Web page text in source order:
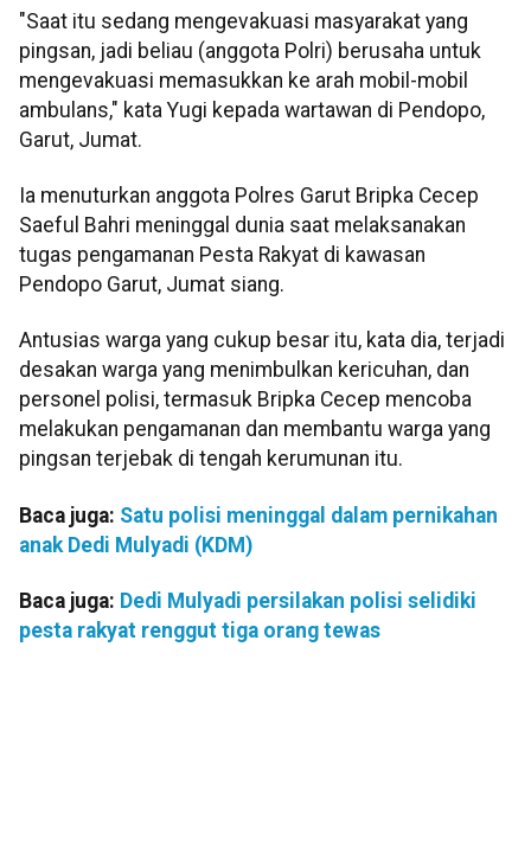
"Saat itu sedang mengevakuasi masyarakat yang
pingsan, jadi beliau (anggota Polri) berusaha untuk
mengevakuasi memasukkan ke arah mobil-mobil
ambulans," kata Yugi kepada wartawan di Pendopo,
Garut, Jumat.
Ia menuturkan anggota Polres Garut Bripka Cecep
Saeful Bahri meninggal dunia saat melaksanakan
tugas pengamanan Pesta Rakyat di kawasan
Pendopo Garut, Jumat siang.
Antusias warga yang cukup besar itu, kata dia, terjadi
desakan warga yang menimbulkan kericuhan, dan
personel polisi, termasuk Bripka Cecep mencoba
melakukan pengamanan dan membantu warga yang
pingsan terjebak di tengah kerumunan itu.
Baca juga: Satu polisi meninggal dalam pernikahan
anak Dedi Mulyadi (KDM)
Baca juga: Dedi Mulyadi persilakan polisi selidiki
pesta rakyat renggut tiga orang tewas